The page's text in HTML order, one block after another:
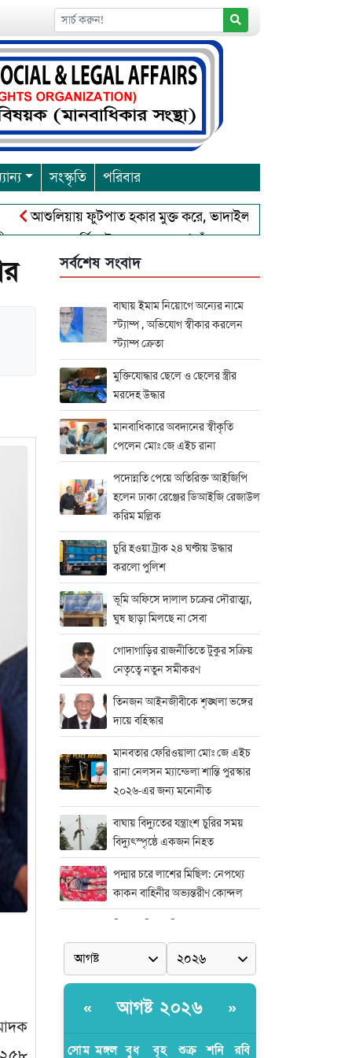
সংস্কৃতি পরিবার
ফুটপাত হকার মুক্ত করে, ভাদাইল প্রাইমারি ফ্রেন্ডস ক্লাব এর
পূর্নিমা উৎসব শুরু চাঁদপুরে বাংলাদেশ আহলে সুন্নাত
সর্বশেষ সংবাদ
বাঘায় ইমাম নিয়োগে অন্যের নামে
স্ট্যাম্প , অভিযোগ স্বীকার করলেন
স্ট্যাম্প ক্রেতা
মুক্তিযোদ্ধার ছেলে ও ছেলের স্ত্রীর
মরদেহ উদ্ধার
মানবাধিকারে অবদানের স্বীকৃতি
পেলেন মোঃ জে এইচ রানা
পদোন্নতি পেয়ে অতিরিক্ত আইজিপি
হলেন ঢাকা রেঞ্জের ডিআইজি রেজাউল
করিম মল্লিক
চুরি হওয়া ট্রাক ২৪ ঘণ্টায় উদ্ধার
করলো পুলিশ
ভূমি অফিসে দালাল চক্রের দৌরাত্ম্য,
ঘুষ ছাড়া মিলছে না সেবা
গোদাগাড়ির রাজনীতিতে টুকুর সক্রিয়
নেতৃত্বে নতুন সমীকরণ
তিনজন আইনজীবীকে শৃঙ্খলা ভঙ্গের
দায়ে বহিস্কার
মানবতার ফেরিওয়ালা মোঃ জে এইচ
রানা নেলসন ম্যান্ডেলা শান্তি পুরস্কার
২০২৬-এর জন্য মনোনীত
বাঘায় বিদ্যুতের যন্ত্রাংশ চুরির সময়
বিদ্যুৎস্পৃষ্ঠে একজন নিহত
পদ্মার চরে লাশের মিছিল: নেপথ্যে
কাকন বাহিনীর অভ্যন্তরীণ কোন্দল
জড়িতদের দ্রুত দৃষ্টান্তমূলক শাস্তির
দাবিতে সাভারে এক বিশাল মানববন্ধন
মিডিয়া এন্ড এন্ট্রাপ্রেনিয়র অ্যাওয়ার্ড–
২০২৬
র‍্যাবের বিশেষ অভিযান: বিদেশি
« আগষ্ট ২০২৬ »
সোম মঙ্গল বুধ বৃহ শুক্র শনি রবি